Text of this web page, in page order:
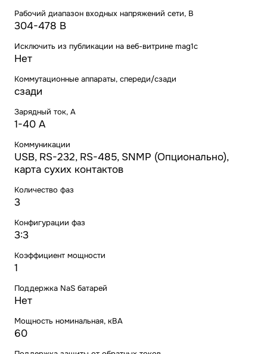
Рабочий диапазон входных напряжений сети, В
304-478 В
Исключить из публикации на веб-витрине mag1c
Нет
Коммутационные аппараты, спереди/сзади
сзади
Зарядный ток, А
1-40 А
Коммуникации
USB, RS-232, RS-485, SNMP (Опционально),
карта сухих контактов
Количество фаз
3
Конфигурации фаз
3:3
Коэффициент мощности
1
Поддержка NaS батарей
Нет
Мощность номинальная, кВА
60